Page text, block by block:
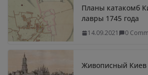
Планы катакомб
лавры 1745 года
14.09.2021 0
Живописный Киев